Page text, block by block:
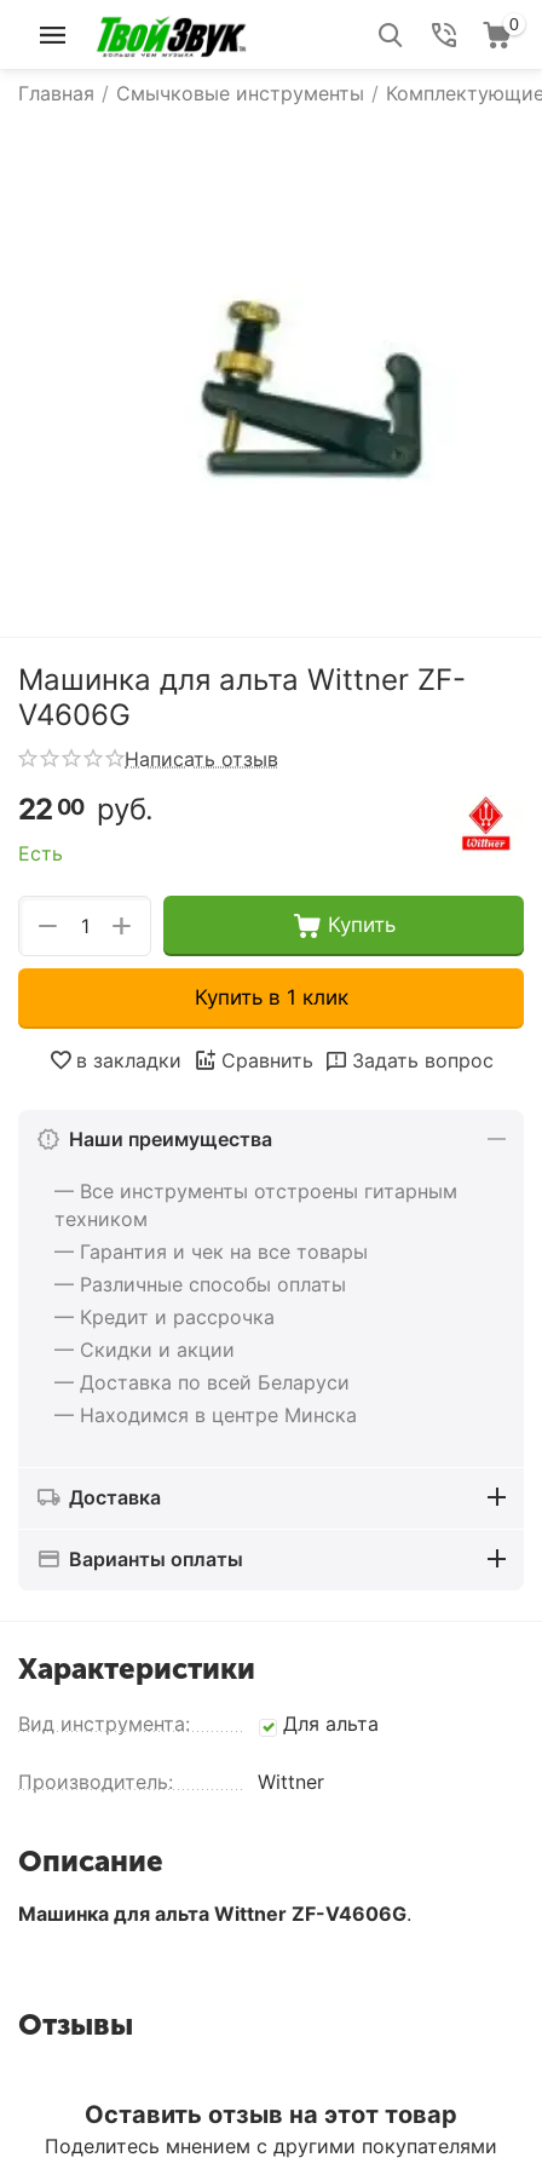
0
Главная / Смычковые инструменты /
Машинка для альта Wittner ZF-
V4606G
Написать отзыв
22 00 руб.
Есть
+
− Купить
Купить в 1 клик
в закладки Сравнить Задать вопрос
Наши преимущества
— Все инструменты отстроены гитарным
техником
— Гарантия и чек на все товары
— Различные способы оплаты
— Кредит и рассрочка
— Скидки и акции
— Доставка по всей Беларуси
— Находимся в центре Минска
Доставка
Варианты оплаты
Характеристики
Вид инструмента: Для альта
Производитель: Wittner
Описание
Машинка для альта Wittner ZF-V4606G.
Отзывы
Оставить отзыв на этот товар
Поделитесь мнением с другими покупателями